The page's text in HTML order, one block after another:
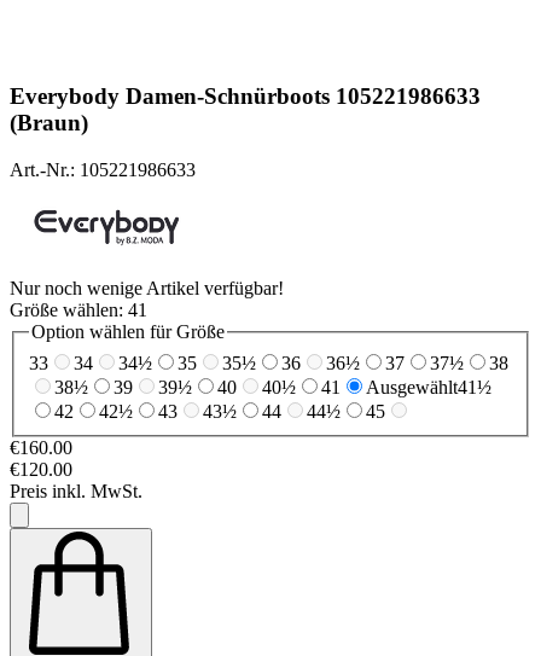
Everybody Damen-Schnürboots 105221986633
(Braun)
Art.-Nr.: 105221986633
Nur noch wenige Artikel verfügbar!
Größe wählen: 41
Option wählen für Größe
33
34 34½ 35 35½ 36 36½ 37 37½
38
38½
39 39½ 40 40½ 41 Ausgewählt41½
42
42½ 43 43½ 44 44½
45
€160.00
€120.00
Preis inkl. MwSt.